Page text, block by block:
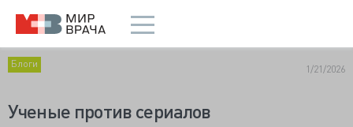
Блоги 1/21/2026
Ученые против сериалов